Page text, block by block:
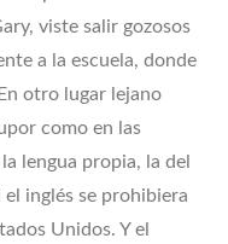
viste salir gozosos
a la escuela, donde
otro lugar lejano
como en las
lengua propia, la del
inglés se prohibiera
Unidos. Y el